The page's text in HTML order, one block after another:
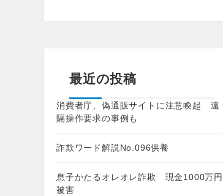
最近の投稿
消費者庁、偽通販サイトに注意喚起 遠
隔操作要求の事例も
詐欺ワード解説No.096供養
息子かたるオレオレ詐欺 現金1000万円
被害